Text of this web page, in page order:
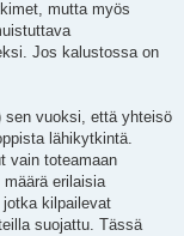
mutta myös
Jos kalustossa on
sen vuoksi, että yhteisö
lähikytkintä.
vain toteamaan
erilaisia
kilpailevat
suojattu. Tässä